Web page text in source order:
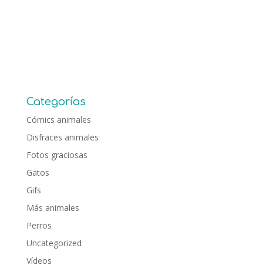
Categorías
Cómics animales
Disfraces animales
Fotos graciosas
Gatos
Gifs
Más animales
Perros
Uncategorized
Vídeos